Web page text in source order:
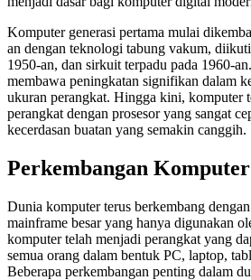
Komputer generasi pertama mulai
an dengan teknologi tabung vakum,
1950-an, dan sirkuit terpadu pada 1960-
membawa peningkatan signifikan dalam
ukuran perangkat. Hingga kini, komputer
perangkat dengan prosesor yang sangat
kecerdasan buatan yang semakin canggih.
Perkembangan Komputer
Dunia komputer terus berkembang
mainframe besar yang hanya digunakan
komputer telah menjadi perangkat yang
semua orang dalam bentuk PC, laptop,
Beberapa perkembangan penting dalam